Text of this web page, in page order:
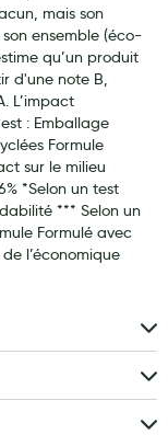
mais son
ensemble (éco-
qu’un produit
d'une note B,
L’impact
: Emballage
Formule
sur le milieu
*Selon un test
*** Selon un
Formulé avec
l’économique